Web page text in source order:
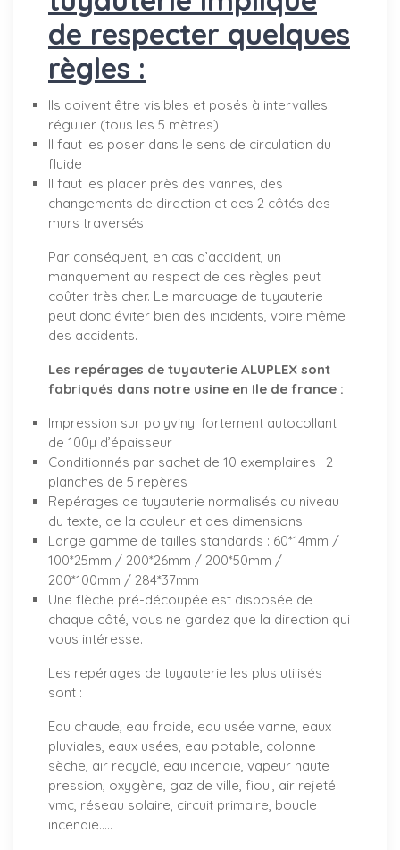
de respecter quelques
règles :
Ils doivent être visibles et posés à intervalles
régulier (tous les 5 mètres)
Il faut les poser dans le sens de circulation du
fluide
Il faut les placer près des vannes, des
changements de direction et des 2 côtés des
murs traversés
Par conséquent, en cas d’accident, un
manquement au respect de ces règles peut
coûter très cher. Le marquage de tuyauterie
peut donc éviter bien des incidents, voire même
des accidents.
Les repérages de tuyauterie ALUPLEX sont
fabriqués dans notre usine en Ile de france :
Impression sur polyvinyl fortement autocollant
de 100µ d’épaisseur
Conditionnés par sachet de 10 exemplaires : 2
planches de 5 repères
Repérages de tuyauterie normalisés au niveau
du texte, de la couleur et des dimensions
Large gamme de tailles standards : 60*14mm /
100*25mm / 200*26mm / 200*50mm /
200*100mm / 284*37mm
Une flèche pré-découpée est disposée de
chaque côté, vous ne gardez que la direction qui
vous intéresse.
Les repérages de tuyauterie les plus utilisés
sont :
Eau chaude, eau froide, eau usée vanne, eaux
pluviales, eaux usées, eau potable, colonne
sèche, air recyclé, eau incendie, vapeur haute
pression, oxygène, gaz de ville, fioul, air rejeté
vmc, réseau solaire, circuit primaire, boucle
incendie.....